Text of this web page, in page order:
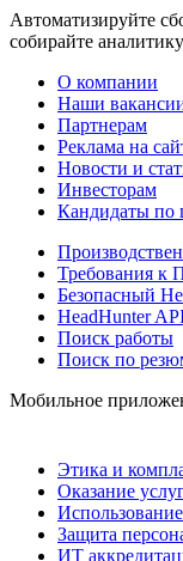
Автоматизируйте
собирайте
О компании
Наши
Партнерам
Реклама на
Новости и
Инвесторам
Кандидаты по
Требования к
Безопасный
HeadHunter
Поиск работы
Поиск по
Мобильное
Этика и
Оказание
Защита
ИТ